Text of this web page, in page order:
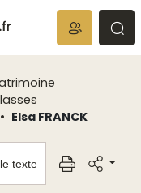
Elsa FRANCK
texte